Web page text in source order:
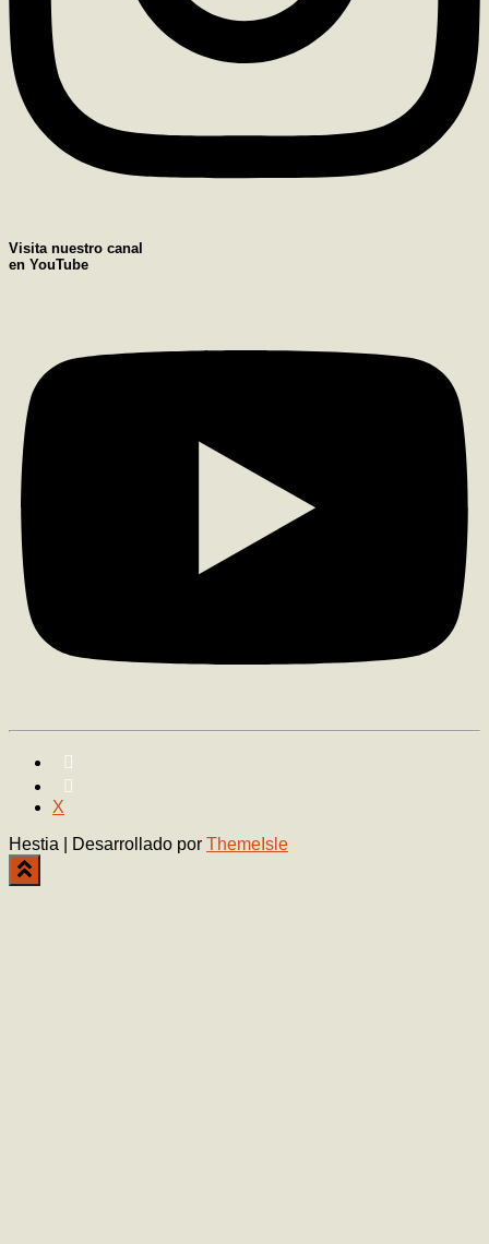
Visita nuestro canal
en YouTube
X
Hestia | Desarrollado por ThemeIsle